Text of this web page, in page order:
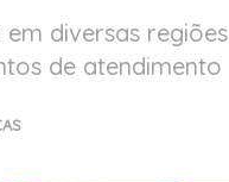
diversas
de atendimento